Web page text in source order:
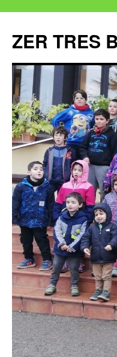
ZER TRES